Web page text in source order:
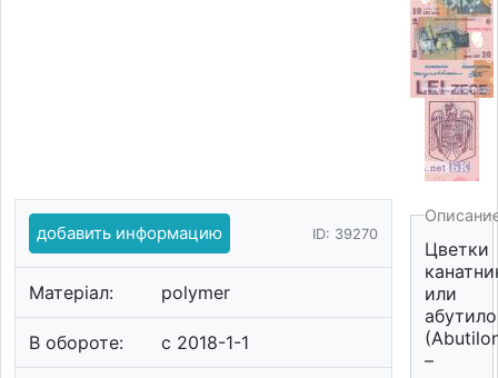
добавить информацию ID: 39270
Матеріал: polymer
В обороте: c 2018-1-1
Цветки
или
–